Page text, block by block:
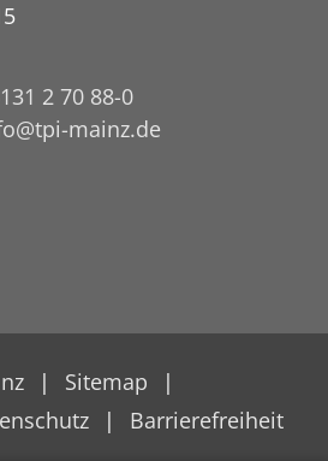
2 70 88-0
mainz.de
Sitemap
Barrierefreiheit